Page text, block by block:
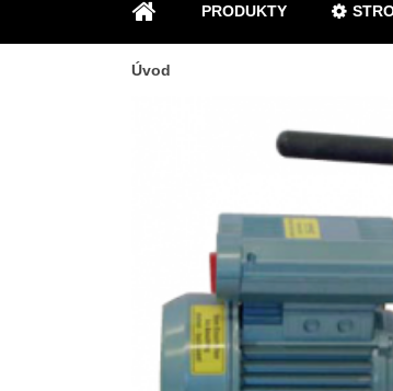
ÚVOD
PRODUKTY
Úvod